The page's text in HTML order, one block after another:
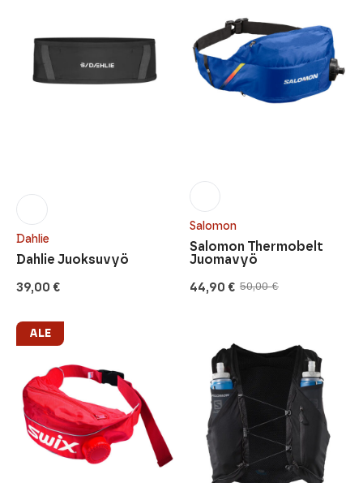
Dahlie
39,00 €
Dahlie Juoksuvyö
Salomon
50,00€
Alkuperäinen
44,90 €
Nykyinen
Salomon Thermobelt
Juomavyö
ALE